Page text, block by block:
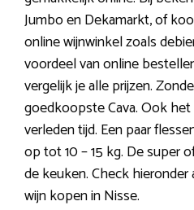
Jumbo en Dekamarkt, of
online wijnwinkel zoals
voordeel van online
vergelijk je alle prijzen.
goedkoopste Cava. Ook
verleden tijd. Een paar
op tot 10 – 15 kg. De super
de keuken. Check
wijn kopen in Nisse.